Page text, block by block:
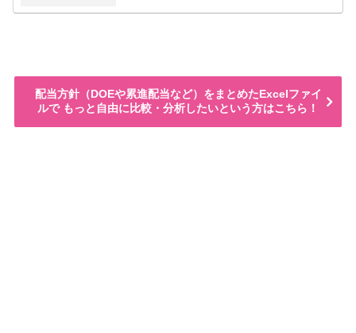
配当方針（DOEや累進配当など）をまとめたExcelファイ
ルで もっと自由に比較・分析したいという方はこちら！